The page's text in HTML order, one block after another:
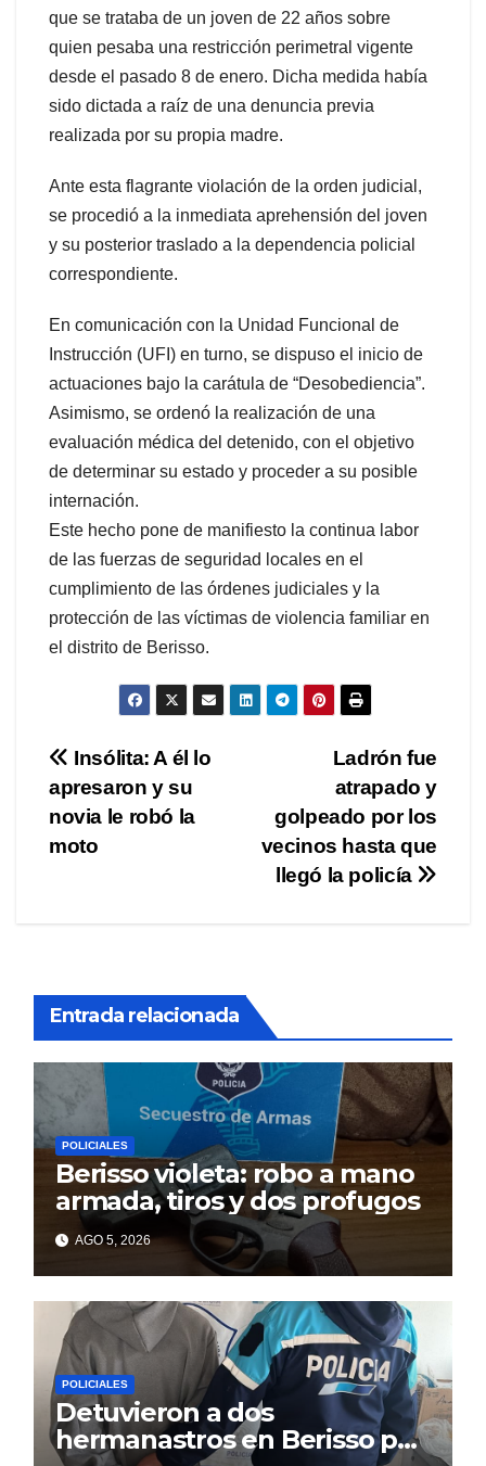
que se trataba de un joven de 22 años sobre
quien pesaba una restricción perimetral vigente
desde el pasado 8 de enero. Dicha medida había
sido dictada a raíz de una denuncia previa
realizada por su propia madre.
Ante esta flagrante violación de la orden judicial,
se procedió a la inmediata aprehensión del joven
y su posterior traslado a la dependencia policial
correspondiente.
En comunicación con la Unidad Funcional de
Instrucción (UFI) en turno, se dispuso el inicio de
actuaciones bajo la carátula de “Desobediencia”.
Asimismo, se ordenó la realización de una
evaluación médica del detenido, con el objetivo
de determinar su estado y proceder a su posible
internación.
Este hecho pone de manifiesto la continua labor
de las fuerzas de seguridad locales en el
cumplimiento de las órdenes judiciales y la
protección de las víctimas de violencia familiar en
el distrito de Berisso.
Navegación
de
entradas
Ladrón fue
atrapado y
golpeado por los
vecinos hasta que
llegó la policía
Insólita: A él lo
apresaron y su
novia le robó la
moto
Entrada relacionada
POLICIALES
Berisso violeta: robo a mano
armada, tiros y dos profugos
AGO 5, 2026
POLICIALES
Detuvieron a dos
hermanastros en Berisso por